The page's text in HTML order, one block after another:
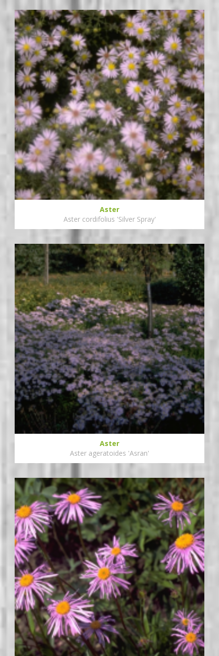
Aster
Aster cordifolius 'Silver Spray'
Aster
Aster ageratoides 'Asran'